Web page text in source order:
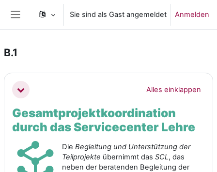
Website-Übersicht
Sie sind als Gast angemeldet Anmelden
B.1
Abschnittsübersicht
Einklappen Alles einklappen
Gesamtprojektkoordination
durch das Servicecenter Lehre
DieBegleitung und Unterstützung der
Teilprojekte übernimmt dasSCL, das
neben der beratenden Begleitung der